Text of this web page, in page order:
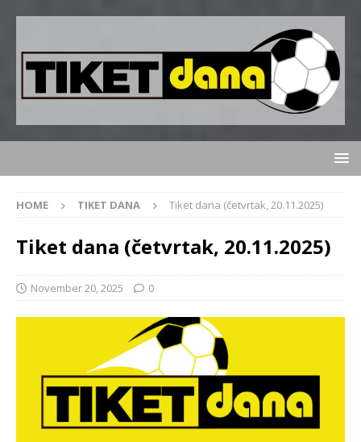
HOME TIKET DANA Tiket dana (četvrtak, 20.11.2025)
Tiket dana (četvrtak, 20.11.2025)
November 20, 2025 0